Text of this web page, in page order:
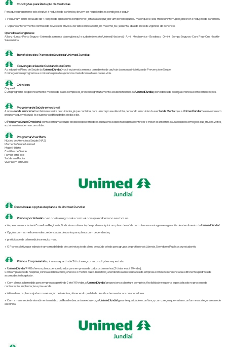
Condições para Redução de Carências
Para que o proponente seja elegível à redução de carências, devem ser respeitadas as condições a seguir:
✓ Possuir um plano de saúde da “Relação de operadoras congêneres”, listadas a seguir, por um período igual ou maior que 6 (seis) meses ininterruptos, para ter a redução de carências.
✓ O plano anteriormente contratado deve estar ativo ou ter sido cancelado há, no máximo, 60 (sessenta) dias do início de vigência do benefício.
Operadoras Congêneres:
Allianz • Lincx • Porto Seguro • Unimed's somente das regiões sul e sudeste (exceto Unimed Nacional) • Amil • Mediservice • Bradesco • Omint • Sompo Seguros • Care Plus • One Health •
SulAmérica
Benefícios dos Planos de Saúde da Unimed Jundiaí:
Prevenção e Saúde: Cuidando de Perto
Ao adquirir o Plano de Saúde daUnimed Jundiaí, você automaticamente tem direito de usufruir das nossas iniciativas de Prevenção e Saúde!
Conheça nossos programas e conteúdos para te ajudar nas mais diversas fases da sua vida.
Crônicos
O que é?
É um programa de gerenciamento médico de casos complexos, oferecido gratuitamente aos beneficiários daUnimed Jundiaí, portadores de doenças crônicas com complicações.
Programa de Saúde emocional
A nossasaúde emocional também necessita de cuidados, já que contribui para um corpo saudável. Foi pensando em cuidar da suaSaúde Mental que aUnimed Jundiaídesenvolveu um
programa que vai ajudá-lo a superar as dificuldades do dia a dia.
O Programa Saúde Emocional conta com uma equipe de psicólogos e médicos psiquiatras capacitados para identificar e tratar os sintomas causados pelas emoções que, muitas vezes,
sozinhos não sabemos como lidar.
Programa Viver Bem
Núcleo de Atenção à Saúde (NAS)
Momento Saúde Unimed
Mude1Hábito
Cartilhas de Saúde
Família em Foco
Saúde em Pauta
Viver Bem em Série
Descubra as opções de planos da Unimed Jundiaí
Planos por Adesão:nacionais e regionais com valores que cabem no seu bolso.
✓ As pessoas associadas à Conselhos Regionais, Sindicatos ou Associações podem adquirir um plano de saúde com diversas vantagens e a garantia de atendimento daUnimed Jundiaí
✓ Opções com as melhores redes credenciadas, desconto para planos com dependentes,
✓ praticidade da telemedicina e muito mais.
✓ O Plano coletivo por adesão é uma modalidade de contratação de plano de saúde criada para grupos de profissionais Liberais, Servidores Públicos ou estudantis.
Planos Empresariais:planos a partir de 2 titulares, com condições especiais.
✓ Unimed JundiaíPME oferece planos personalizados para empresas de todos os tamanhos (2 titular e até 99 vidas).
Com ampla rede de hospitais, clínicas e laboratórios, oferece o melhor custo-benefício, atendendo às necessidades da empresa com rede referenciada e diferentes padrões de
acomodação hospitalar.
✓ Com planos sob medida para empresas a partir de 2 até 199 vidas, aUnimed Jundiaíproporciona cobertura completa, flexibilidade e suporte especializado no processo de
contratação, implantação e pós-venda.
✓ Além disso, os planos ajudam na retenção de talentos, oferecendo qualidade de vida e bem-estar aos colaboradores.
✓ Com a maior rede de atendimento médico do Brasil e descontos exclusivos, aUnimed Jundiaígarante qualidade e confiança, com preços que variam conforme a categoria e a rede
escolhida.